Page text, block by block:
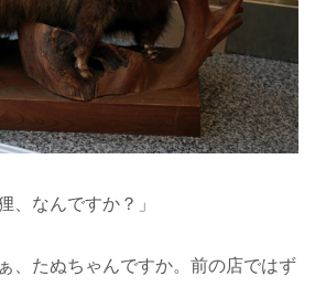
、なんですか？」
ぁ、たぬちゃんですか。前の店ではず